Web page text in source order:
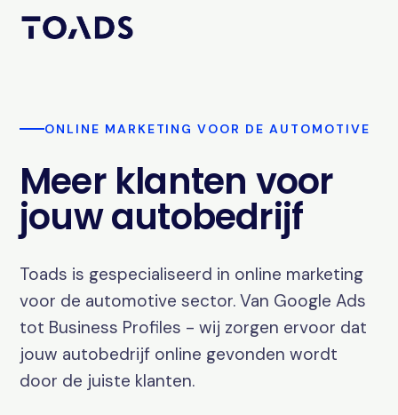
ONLINE MARKETING VOOR DE AUTOMOTIVE
Meer klanten voor
jouw autobedrijf
Toads is gespecialiseerd in online marketing
voor de automotive sector. Van Google Ads
tot Business Profiles - wij zorgen ervoor dat
jouw autobedrijf online gevonden wordt
door de juiste klanten.